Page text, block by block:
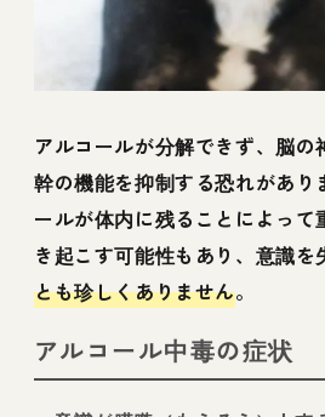
アルコールが分解できず、脳
幹の機能を抑制する恐れがあり
ールが体内に残ることによって
き起こす可能性もあり、意識を
とも珍しくありません。
アルコール中毒の症状